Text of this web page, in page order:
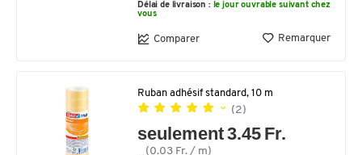
Délai de livraison : le jour ouvrable suivant chez
vous
Comparer Remarquer
Ruban adhésif standard, 10 m
(2)
seulement 3.45 Fr.
(0.03 Fr. / m)